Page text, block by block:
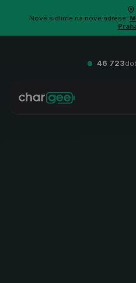
Nově sídlíme na nové adrese:
46 723